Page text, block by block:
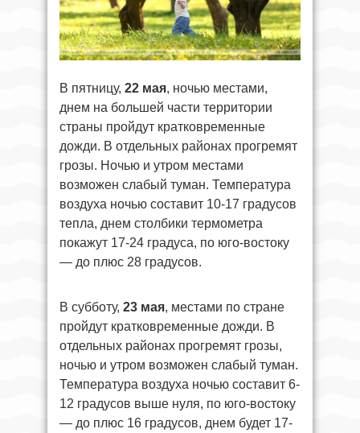
В пятницу, 22 мая, ночью местами,
днем на большей части территории
страны пройдут кратковременные
дожди. В отдельных районах прогремят
грозы. Ночью и утром местами
возможен слабый туман. Температура
воздуха ночью составит 10-17 градусов
тепла, днем столбики термометра
покажут 17-24 градуса, по юго-востоку
— до плюс 28 градусов.
В субботу, 23 мая, местами по стране
пройдут кратковременные дожди. В
отдельных районах прогремят грозы,
ночью и утром возможен слабый туман.
Температура воздуха ночью составит 6-
12 градусов выше нуля, по юго-востоку
— до плюс 16 градусов, днем будет 17-